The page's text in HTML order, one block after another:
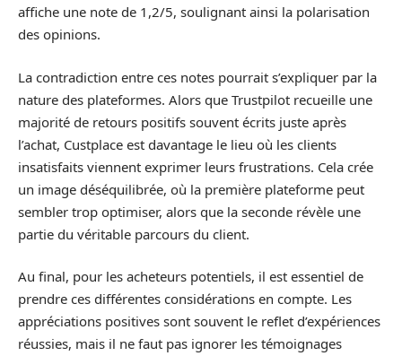
affiche une note de 1,2/5, soulignant ainsi la polarisation
des opinions.
La contradiction entre ces notes pourrait s’expliquer par la
nature des plateformes. Alors que Trustpilot recueille une
majorité de retours positifs souvent écrits juste après
l’achat, Custplace est davantage le lieu où les clients
insatisfaits viennent exprimer leurs frustrations. Cela crée
un image déséquilibrée, où la première plateforme peut
sembler trop optimiser, alors que la seconde révèle une
partie du véritable parcours du client.
Au final, pour les acheteurs potentiels, il est essentiel de
prendre ces différentes considérations en compte. Les
appréciations positives sont souvent le reflet d’expériences
réussies, mais il ne faut pas ignorer les témoignages